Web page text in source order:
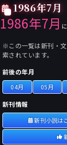
1986年7月
1986年7月
※この一覧は新刊・
索されています。
前後の年月
04月 05月
新刊情報
新刊小説は